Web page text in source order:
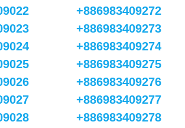
+886983409272
+886983409273
+886983409274
+886983409275
+886983409276
+886983409277
+886983409278